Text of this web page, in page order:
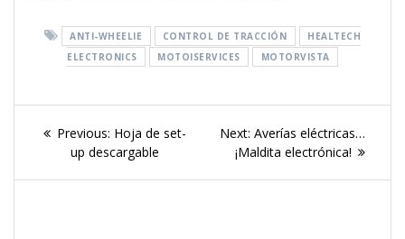
ANTI-WHEELIE CONTROL DE TRACCIÓN
HEALTECH
ELECTRONICS
MOTOISERVICES MOTORVISTA
Navegación
Previous: Previous
post:
Hoja de set-
up descargable
Next: Next
post:
Averías eléctricas…
¡Maldita electrónica!